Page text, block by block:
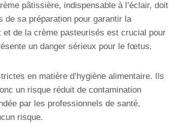
pâtissière, indispensable à l’éclair, doit
de sa préparation pour garantir la
de la crème pasteurisés est crucial pour
un danger sérieux pour le fœtus.
en matière d’hygiène alimentaire. Ils
un risque réduit de contamination
par les professionnels de santé,
risque.